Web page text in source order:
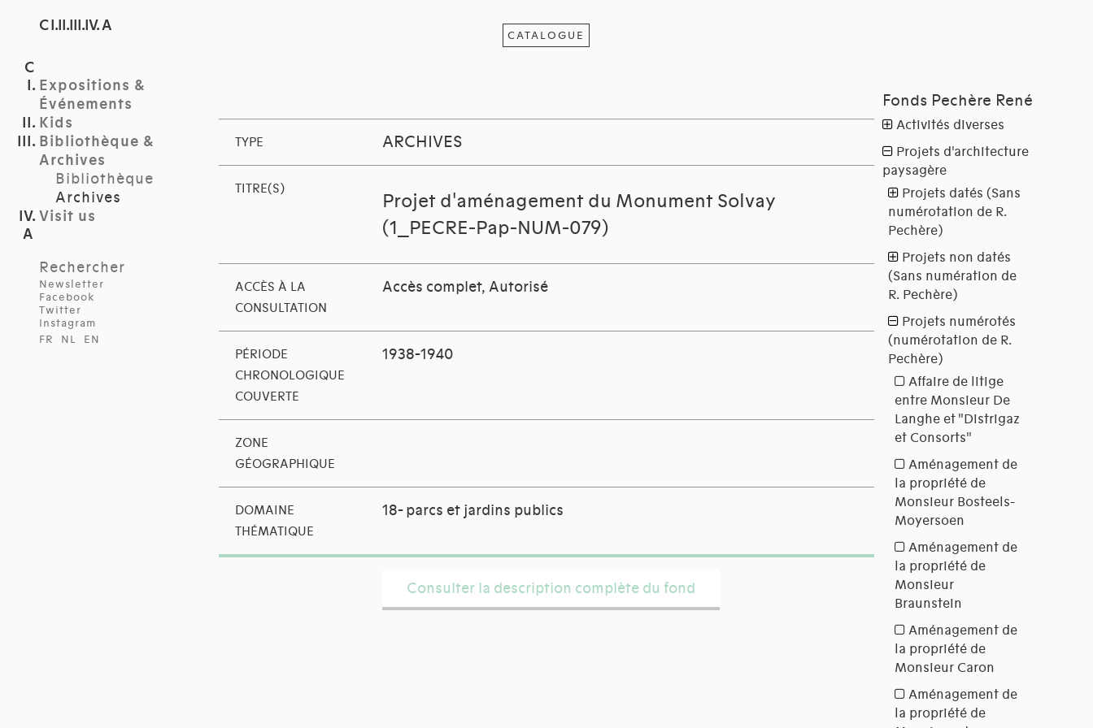
C I.II.III.IV. A
Expositions &
Événements
Kids
Bibliothèque &
Archives
Bibliothèque
Archives
Visit us
Rechercher
Newsletter
Facebook
Twitter
Instagram
FR
NL EN
CATALOGUE
TYPE ARCHIVES
TITRE(S)
Projet d'aménagement du Monument Solvay
(1_PECRE-Pap-NUM-079)
ACCÈS À LA
CONSULTATION
Accès complet, Autorisé
PÉRIODE
CHRONOLOGIQUE
COUVERTE
1938-1940
ZONE
GÉOGRAPHIQUE
DOMAINE
THÉMATIQUE
18- parcs et jardins publics
Consulter la description complète du fond